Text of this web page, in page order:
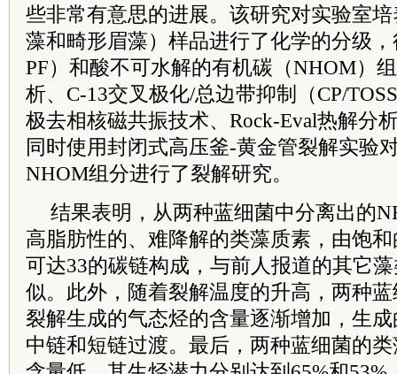
些非常有意思的进展。该研究对实验室
藻和畸形眉藻）样品进行了化学的分级
PF）和酸不可水解的有机碳（NHOM）
析、C-13交叉极化/总边带抑制（CP/
极去相核磁共振技术、Rock-Eval热解分
同时使用封闭式高压釜-黄金管裂解实验
NHOM组分进行了裂解研究。
结果表明，从两种蓝细菌中分离出的
高脂肪性的、难降解的类藻质素，由饱
可达33的碳链构成，与前人报道的其它
似。此外，随着裂解温度的升高，两种
裂解生成的气态烃的含量逐渐增加，生
中链和短链过渡。最后，两种蓝细菌的